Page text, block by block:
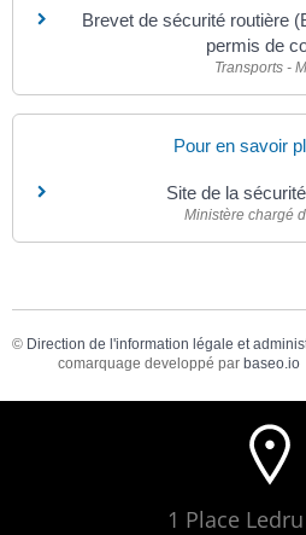
Brevet de sécurité routière
permis de
Transports -
Pour en savoir
Site de la
Ministère chargé
© Direction de l'information légale et
comarquage developpé par baseo.io
1 Place